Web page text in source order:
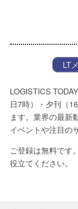
LT
LOGISTICS
日7時）・夕刊（
ます。業界の最新
イベントや注目の
ご登録は無料です
役立てください。